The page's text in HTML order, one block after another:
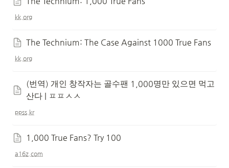
kk.org
The Technium: The Case Against 1000 True Fans
kk.org
(번역) 개인 창작자는 골수팬 1,000명만 있으면 먹고
산다 | ㅍㅍㅅㅅ
ppss.kr
1,000 True Fans? Try 100
a16z.com